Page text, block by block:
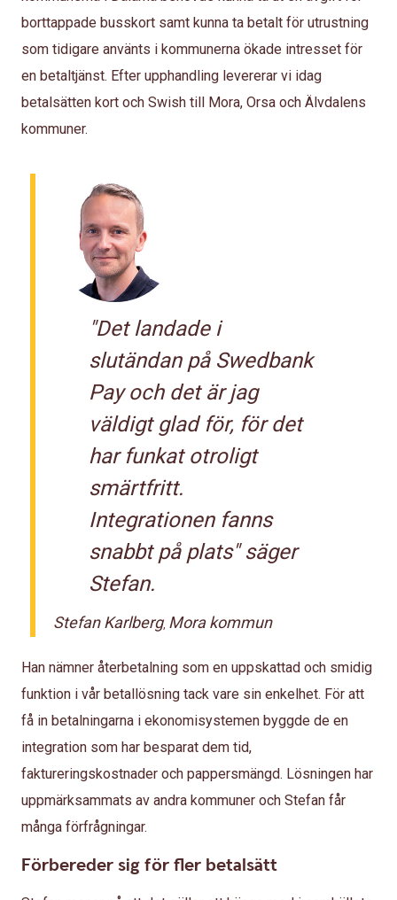
borttappade busskort samt kunna ta betalt för utrustning
som tidigare använts i kommunerna ökade intresset för
en betaltjänst. Efter upphandling levererar vi idag
betalsätten kort och Swish till Mora, Orsa och Älvdalens
kommuner.
"Det landade i
slutändan på Swedbank
Pay och det är jag
väldigt glad för, för det
har funkat otroligt
smärtfritt.
Integrationen fanns
snabbt på plats" säger
Stefan.
Stefan Karlberg, Mora kommun
Han nämner återbetalning som en uppskattad och smidig
funktion i vår betallösning tack vare sin enkelhet. För att
få in betalningarna i ekonomisystemen byggde de en
integration som har besparat dem tid,
faktureringskostnader och pappersmängd. Lösningen har
uppmärksammats av andra kommuner och Stefan får
många förfrågningar.
Förbereder sig för fler betalsätt